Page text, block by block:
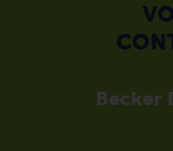
Becker